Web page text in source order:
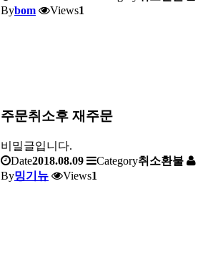
Bybom Views1
주문취소후 재주문
비밀글입니다.
Date2018.08.09 Category취소환불
By밍기뉴 Views1